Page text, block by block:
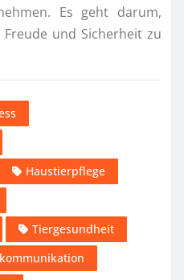
Es geht darum,
und Sicherheit zu
Haustierpflege
Tiergesundheit